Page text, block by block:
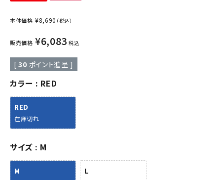
本体価格 ¥8,690 （税込）
販売価格 ¥6,083 税込
[ 30 ポイント進呈 ]
カラー RED
RED
在庫切れ
サイズ M
M L